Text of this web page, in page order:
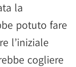
la
potuto fare
l’iniziale
cogliere